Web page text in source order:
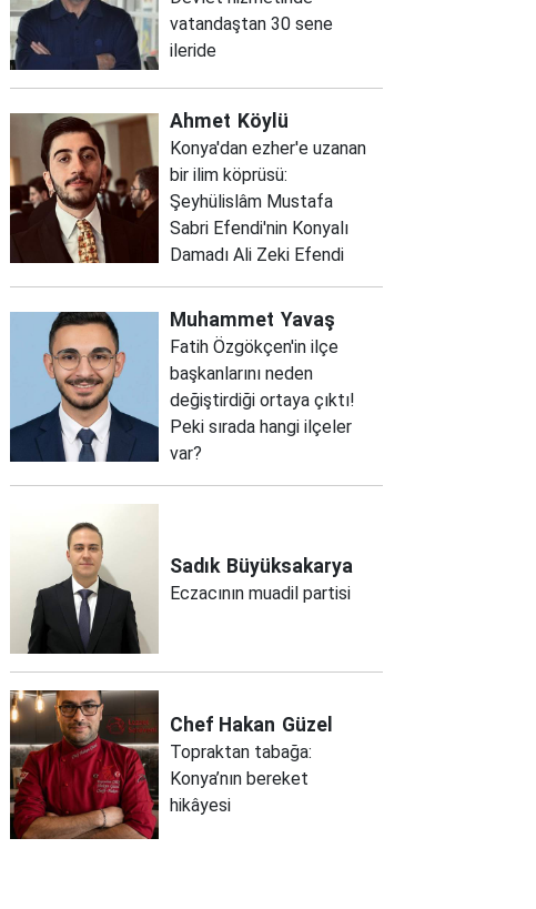
vatandaştan 30 sene
ileride
Ahmet Köylü
Konya'dan ezher'e uzanan
bir ilim köprüsü:
Şeyhülislâm Mustafa
Sabri Efendi'nin Konyalı
Damadı Ali Zeki Efendi
Muhammet Yavaş
Fatih Özgökçen'in ilçe
başkanlarını neden
değiştirdiği ortaya çıktı!
Peki sırada hangi ilçeler
var?
Sadık Büyüksakarya
Eczacının muadil partisi
Chef Hakan Güzel
Topraktan tabağa:
Konya’nın bereket
hikâyesi